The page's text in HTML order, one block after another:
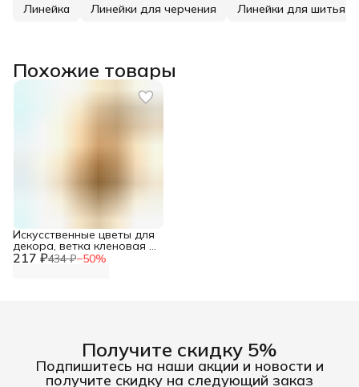
Линейка Линейки для черчения Линейки для шитья
Похожие товары
217 ₽434 ₽−50%
Искусственные цветы для
декора, ветка кленовая с
ягодами и подсолнухом,
Получите скидку 5%
Подпишитесь на наши акции и новости и
получите скидку на следующий заказ